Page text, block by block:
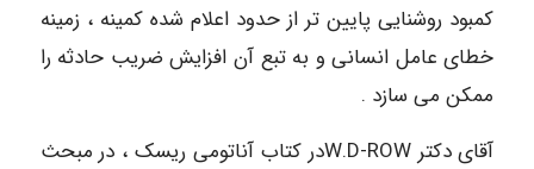
کمبود روشنایی پایین تر از حدود اعلام شده کمینه ، زمینه
خطای عامل انسانی و به تبع آن افزایش ضریب حادثه را
ممکن می سازد .
آقای دکتر W.D-ROWدر کتاب آناتومی ریسک ، در مبحث